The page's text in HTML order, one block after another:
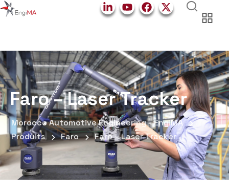
Faro – Laser Tracker
Morocco Automotive Engineering - EngiMA
Produits
Faro Faro – Laser Tracker